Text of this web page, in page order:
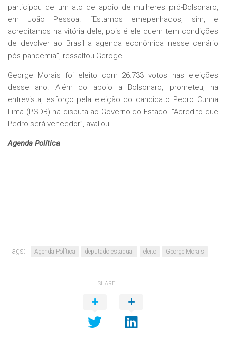
participou de um ato de apoio de mulheres pró-Bolsonaro,
em João Pessoa. “Estamos emepenhados, sim, e
acreditamos na vitória dele, pois é ele quem tem condições
de devolver ao Brasil a agenda econômica nesse cenário
pós-pandemia”, ressaltou Geroge.
George Morais foi eleito com 26.733 votos nas eleições
desse ano. Além do apoio a Bolsonaro, prometeu, na
entrevista, esforço pela eleição do candidato Pedro Cunha
Lima (PSDB) na disputa ao Governo do Estado. “Acredito que
Pedro será vencedor”, avaliou.
Agenda Política
Tags: Agenda Política deputado estadual eleito George Morais
SHARE